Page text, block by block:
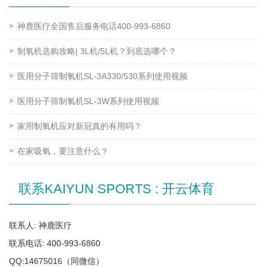
神鹿医疗全国售后服务电话400-993-6860
制氧机选购攻略| 3L机/5L机？到底选哪个？
医用分子筛制氧机SL-3A330/530系列使用视频
医用分子筛制氧机SL-3W系列使用视频
家用制氧机应对新冠真的有用吗？
在家吸氧，要注意什么？
联系KAIYUN SPORTS : 开云体育
联系人: 神鹿医疗
联系电话: 400-993-6860
QQ:14675016（同微信）